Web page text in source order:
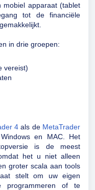
mobiel apparaat (tablet
tot de financiële
in drie groepen:
vereist)
4 als de MetaTrader
en MAC. Het
is de meest
het u niet alleen
groter scala aan tools
stelt om uw eigen
programmeren of te